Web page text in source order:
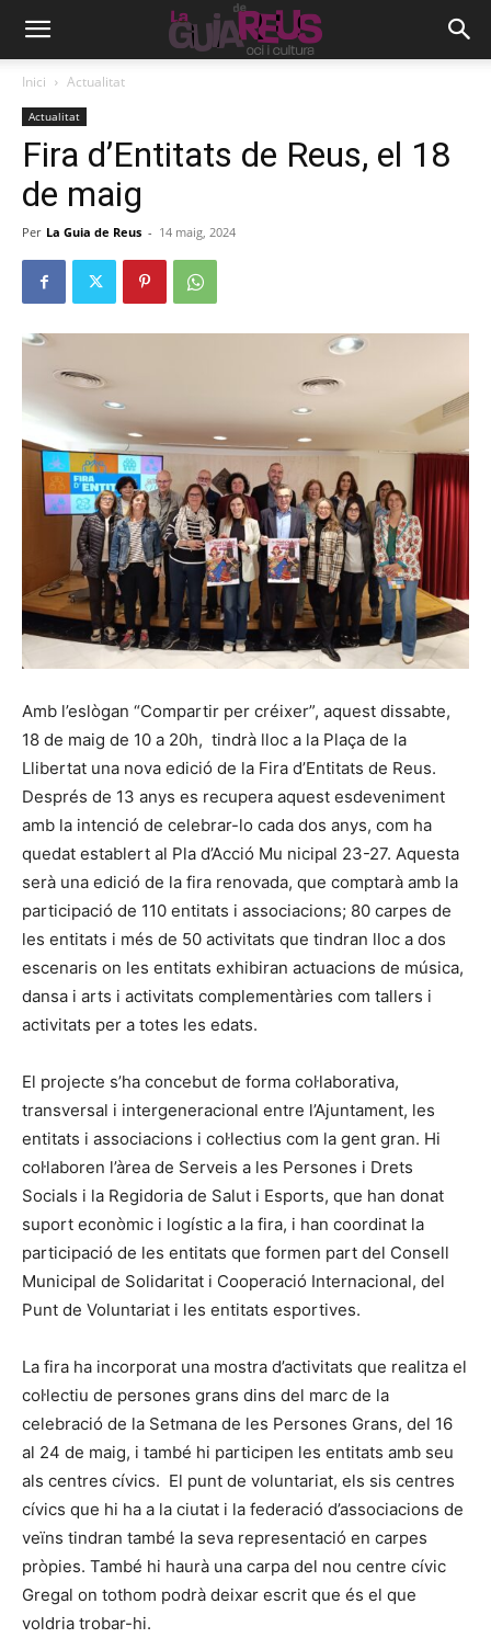
Inici Actualitat
Actualitat
Fira d’Entitats de Reus, el 18
de maig
Per La Guia de Reus - 14 maig, 2024
Amb l’eslògan “Compartir per créixer”, aquest dissabte,
18 de maig de 10 a 20h, tindrà lloc a la Plaça de la
Llibertat una nova edició de la Fira d’Entitats de Reus.
Després de 13 anys es recupera aquest esdeveniment
amb la intenció de celebrar-lo cada dos anys, com ha
quedat establert al Pla d’Acció Mu nicipal 23-27. Aquesta
serà una edició de la fira renovada, que comptarà amb la
participació de 110 entitats i associacions; 80 carpes de
les entitats i més de 50 activitats que tindran lloc a dos
escenaris on les entitats exhibiran actuacions de música,
dansa i arts i activitats complementàries com tallers i
activitats per a totes les edats.
El projecte s’ha concebut de forma col·laborativa,
transversal i intergeneracional entre l’Ajuntament, les
entitats i associacions i col·lectius com la gent gran. Hi
col·laboren l’àrea de Serveis a les Persones i Drets
Socials i la Regidoria de Salut i Esports, que han donat
suport econòmic i logístic a la fira, i han coordinat la
participació de les entitats que formen part del Consell
Municipal de Solidaritat i Cooperació Internacional, del
Punt de Voluntariat i les entitats esportives.
La fira ha incorporat una mostra d’activitats que realitza el
col·lectiu de persones grans dins del marc de la
celebració de la Setmana de les Persones Grans, del 16
al 24 de maig, i també hi participen les entitats amb seu
als centres cívics. El punt de voluntariat, els sis centres
cívics que hi ha a la ciutat i la federació d’associacions de
veïns tindran també la seva representació en carpes
pròpies. També hi haurà una carpa del nou centre cívic
Gregal on tothom podrà deixar escrit que és el que
voldria trobar-hi.